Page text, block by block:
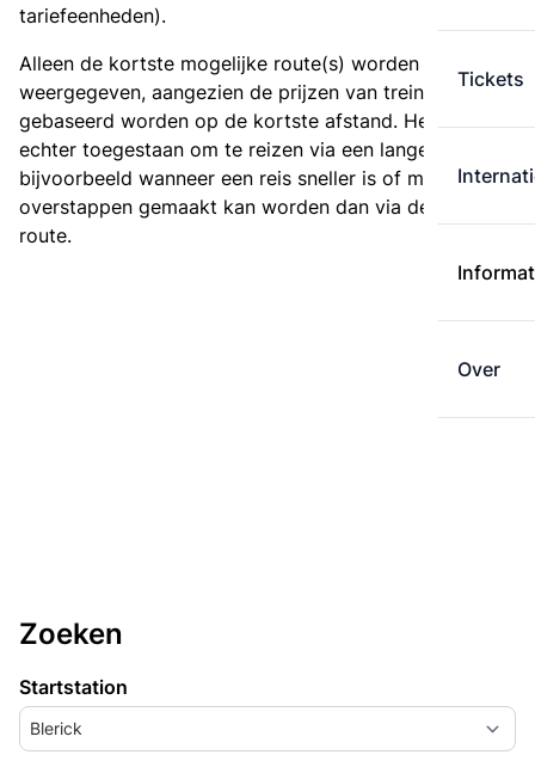
Tickets
Over
tariefeenheden).
Alleen de kortste mogelijke route(s) worden
weergegeven, aangezien de prijzen van treintickets
gebaseerd worden op de kortste afstand. Het is
echter toegestaan om te reizen via een langere route,
bijvoorbeeld wanneer een reis sneller is of met minder
overstappen gemaakt kan worden dan via de kortste
route.
Zoeken
Startstation
Blerick